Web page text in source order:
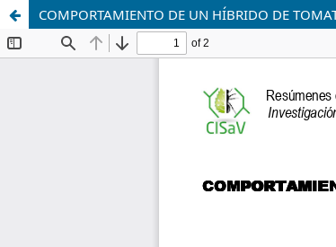
COMPORTAMIENTO DE UN HÍBRIDO DE